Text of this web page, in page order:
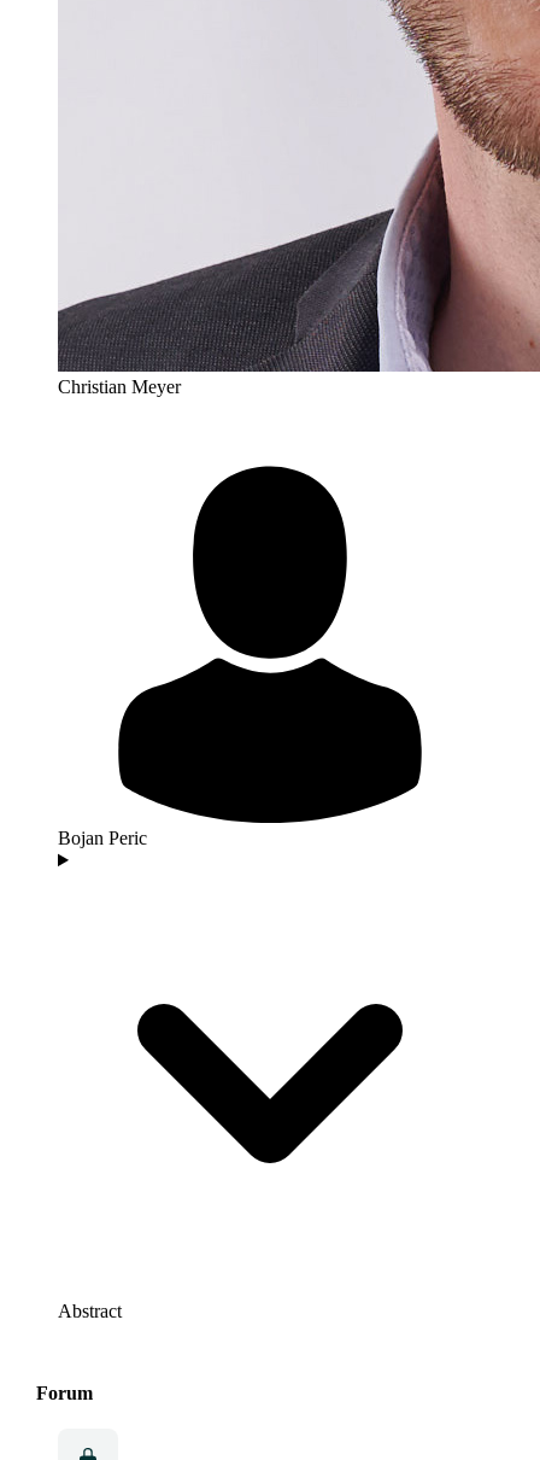
Christian Meyer
Bojan Peric
Abstract
Forum